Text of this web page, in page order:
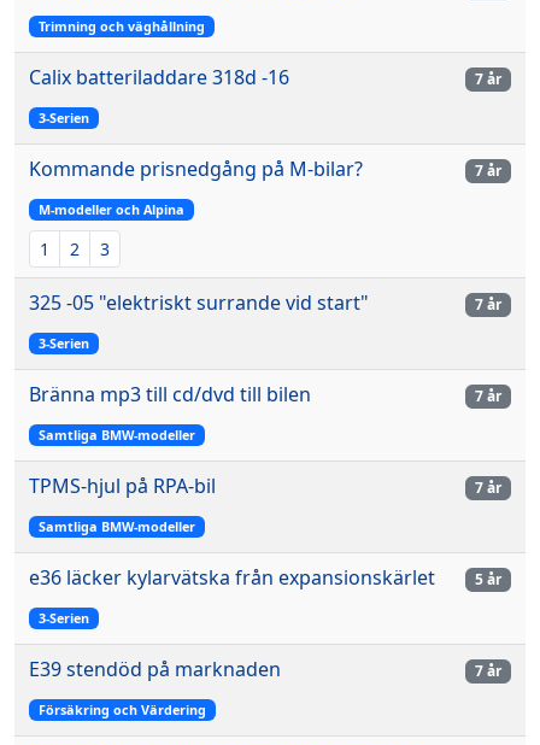
Trimning och väghållning
Calix batteriladdare 318d -16
3-Serien
7 år
Kommande prisnedgång på M-bilar?
M-modeller och Alpina
1 2 3
7 år
325 -05 "elektriskt surrande vid start"
3-Serien
7 år
Bränna mp3 till cd/dvd till bilen
Samtliga BMW-modeller
7 år
TPMS-hjul på RPA-bil
Samtliga BMW-modeller
7 år
e36 läcker kylarvätska från expansionskärlet
3-Serien
5 år
E39 stendöd på marknaden
Försäkring och Värdering
7 år